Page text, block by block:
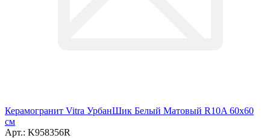
Керамогранит Vitra УрбанШик Белый Матовый R10A 60x60
см
Арт.: K958356R